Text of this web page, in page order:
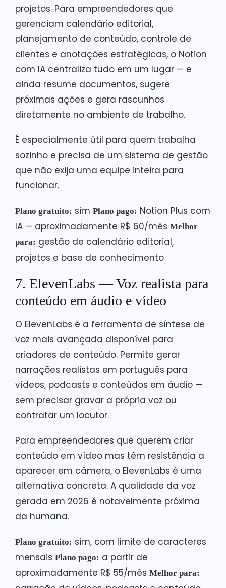
projetos. Para empreendedores que
gerenciam calendário editorial,
planejamento de conteúdo, controle de
clientes e anotações estratégicas, o Notion
com IA centraliza tudo em um lugar — e
ainda resume documentos, sugere
próximas ações e gera rascunhos
diretamente no ambiente de trabalho.
É especialmente útil para quem trabalha
sozinho e precisa de um sistema de gestão
que não exija uma equipe inteira para
funcionar.
Plano gratuito: sim Plano pago: Notion Plus com
IA — aproximadamente R$ 60/mês Melhor
para: gestão de calendário editorial,
projetos e base de conhecimento
7. ElevenLabs — Voz realista para
conteúdo em áudio e vídeo
O ElevenLabs é a ferramenta de síntese de
voz mais avançada disponível para
criadores de conteúdo. Permite gerar
narrações realistas em português para
vídeos, podcasts e conteúdos em áudio —
sem precisar gravar a própria voz ou
contratar um locutor.
Para empreendedores que querem criar
conteúdo em vídeo mas têm resistência a
aparecer em câmera, o ElevenLabs é uma
alternativa concreta. A qualidade da voz
gerada em 2026 é notavelmente próxima
da humana.
Plano gratuito: sim, com limite de caracteres
mensais Plano pago: a partir de
aproximadamente R$ 55/mês Melhor para: